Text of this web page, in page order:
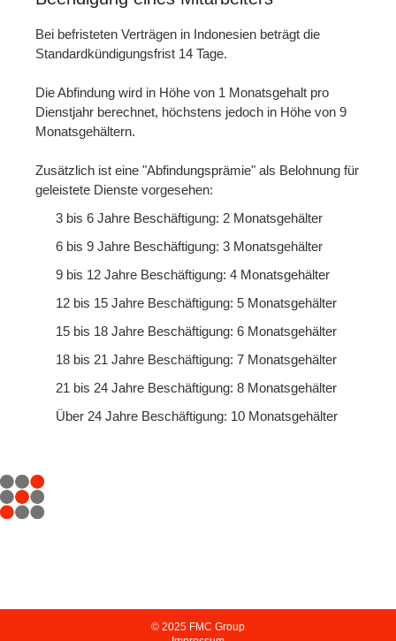
Bei befristeten Verträgen in Indonesien beträgt die
Standardkündigungsfrist 14 Tage.
Die Abfindung wird in Höhe von 1 Monatsgehalt pro
Dienstjahr berechnet, höchstens jedoch in Höhe von 9
Monatsgehältern.
Zusätzlich ist eine "Abfindungsprämie" als Belohnung für
geleistete Dienste vorgesehen:
3 bis 6 Jahre Beschäftigung: 2 Monatsgehälter
6 bis 9 Jahre Beschäftigung: 3 Monatsgehälter
9 bis 12 Jahre Beschäftigung: 4 Monatsgehälter
12 bis 15 Jahre Beschäftigung: 5 Monatsgehälter
15 bis 18 Jahre Beschäftigung: 6 Monatsgehälter
18 bis 21 Jahre Beschäftigung: 7 Monatsgehälter
21 bis 24 Jahre Beschäftigung: 8 Monatsgehälter
Über 24 Jahre Beschäftigung: 10 Monatsgehälter
© 2025 FMC Group